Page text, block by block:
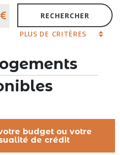
PLUS DE CRITÈRES
budget ou votre
de crédit